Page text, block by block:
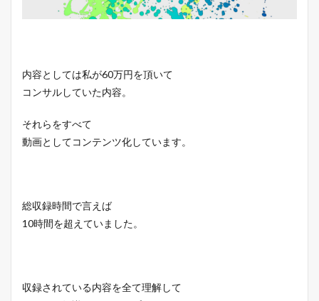
内容としては私が60万円を頂いて
コンサルしていた内容。
それらをすべて
動画としてコンテンツ化しています。
総収録時間で言えば
10時間を超えていました。
収録されている内容を全て理解して